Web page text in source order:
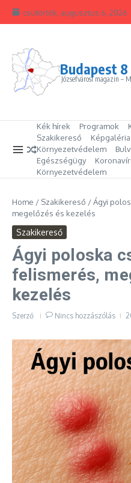
Ugrás a tartalomhoz
csütörtök, augusztus 6, 2026
Budapest 8
Józsefvárosi magazin –
Kék hírek Programok
Szakikereső
Képgaléria
Környezetvédelem
Egészségügy
Környezetvédelem
Home / Szakikereső /Ágyi
megelőzés és kezelés
Szakikereső
Ágyi poloska
felismerés,
kezelés
Szerző Nincs hozzászólás